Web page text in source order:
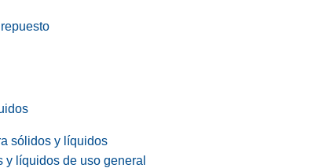
sólidos y líquidos
líquidos de uso general